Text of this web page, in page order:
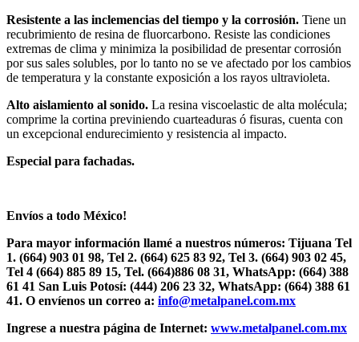
Resistente a las inclemencias del tiempo y la corrosión. Tiene un
recubrimiento de resina de fluorcarbono. Resiste las condiciones
extremas de clima y minimiza la posibilidad de presentar corrosión
por sus sales solubles, por lo tanto no se ve afectado por los cambios
de temperatura y la constante exposición a los rayos ultravioleta.
Alto aislamiento al sonido. La resina viscoelastic de alta molécula;
comprime la cortina previniendo cuarteaduras ó fisuras, cuenta con
un excepcional endurecimiento y resistencia al impacto.
Especial para fachadas.
Envíos a todo México!
Para mayor información llamé a nuestros números: Tijuana Tel
1. (664) 903 01 98, Tel 2. (664) 625 83 92, Tel 3. (664) 903 02 45,
Tel 4 (664) 885 89 15, Tel. (664)886 08 31, WhatsApp: (664) 388
61 41 San Luis Potosí: (444) 206 23 32, WhatsApp: (664) 388 61
41. O envíenos un correo a: info@metalpanel.com.mx
Ingrese a nuestra página de Internet: www.metalpanel.com.mx